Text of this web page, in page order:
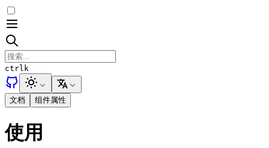
ctrl k
文档 组件属性
使用